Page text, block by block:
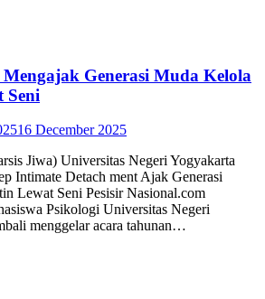
Generasi Muda Kelola
Seni
16 December 2025
Jiwa) Universitas Negeri Yogyakarta
Intimate Detach ment Ajak Generasi
Lewat Seni Pesisir Nasional.com
Psikologi Universitas Negeri
menggelar acara tahunan…